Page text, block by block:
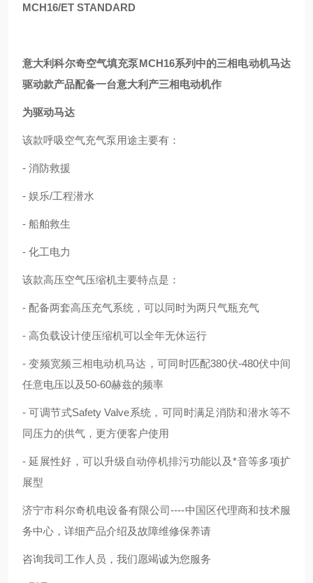
MCH16/ET STANDARD
意大利科尔奇空气填充泵MCH16系列中的三相电动机马达
驱动款产品配备一台意大利产三相电动机作
为驱动马达
该款呼吸空气充气泵用途主要有：
- 消防救援
- 娱乐/工程潜水
- 船舶救生
- 化工电力
该款高压空气压缩机主要特点是：
- 配备两套高压充气系统，可以同时为两只气瓶充气
- 高负载设计使压缩机可以全年无休运行
- 变频宽频三相电动机马达，可同时匹配380伏-480伏中间
任意电压以及50-60赫兹的频率
- 可调节式Safety Valve系统，可同时满足消防和潜水等不
同压力的供气，更方便客户使用
- 延展性好，可以升级自动停机排污功能以及*音等多项扩
展型
济宁市科尔奇机电设备有限公司----中国区代理商和技术服
务中心，详细产品介绍及故障维修保养请
咨询我司工作人员，我们愿竭诚为您服务